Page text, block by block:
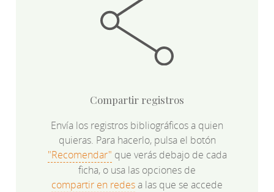
Compartir registros
Envía los registros bibliográficos a quien
quieras. Para hacerlo, pulsa el botón
"Recomendar" que verás debajo de cada
ficha, o usa las opciones de
compartir en redesa las que se accede